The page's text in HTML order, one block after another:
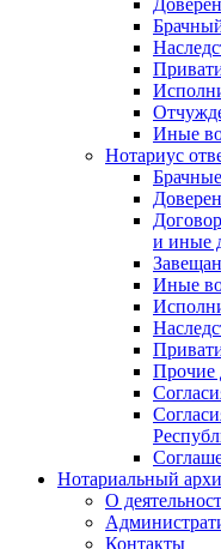
Иные
Нотариус
и иные
Иные
Прочие
Нотариальный
О
Контакты